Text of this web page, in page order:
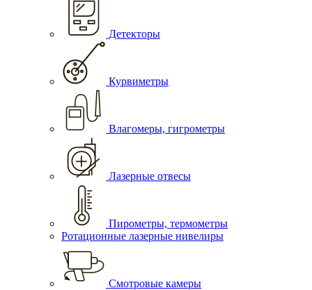
Детекторы
Курвиметры
Влагомеры, гигрометры
Лазерные отвесы
Пирометры, термометры
Ротационные лазерные нивелиры
Смотровые камеры